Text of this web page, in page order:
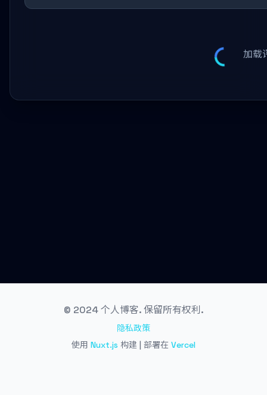
加载
© 2024 个人博客. 保留所有权利.
隐私政策
使用 Nuxt.js 构建 | 部署在 Vercel